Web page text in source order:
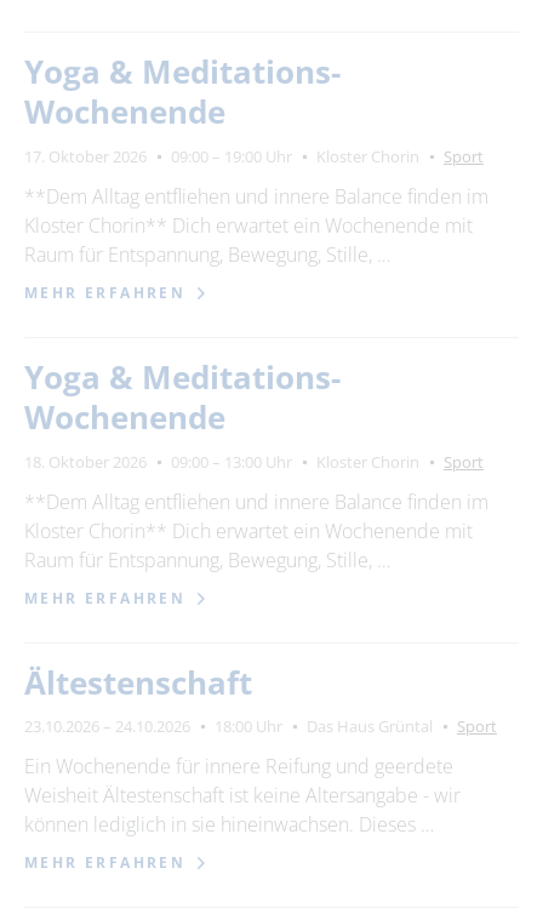
Yoga & Meditations-
Wochenende
17. Oktober 2026 09:00 – 19:00 Uhr Kloster Chorin Sport
**Dem Alltag entfliehen und innere Balance finden im
Kloster Chorin** Dich erwartet ein Wochenende mit
Raum für Entspannung, Bewegung, Stille, …
MEHR ERFAHREN
Yoga & Meditations-
Wochenende
18. Oktober 2026 09:00 – 13:00 Uhr Kloster Chorin Sport
**Dem Alltag entfliehen und innere Balance finden im
Kloster Chorin** Dich erwartet ein Wochenende mit
Raum für Entspannung, Bewegung, Stille, …
MEHR ERFAHREN
Ältestenschaft
23.10.2026 – 24.10.2026 18:00 Uhr Das Haus Grüntal Sport
Ein Wochenende für innere Reifung und geerdete
Weisheit Ältestenschaft ist keine Altersangabe - wir
können lediglich in sie hineinwachsen. Dieses …
MEHR ERFAHREN